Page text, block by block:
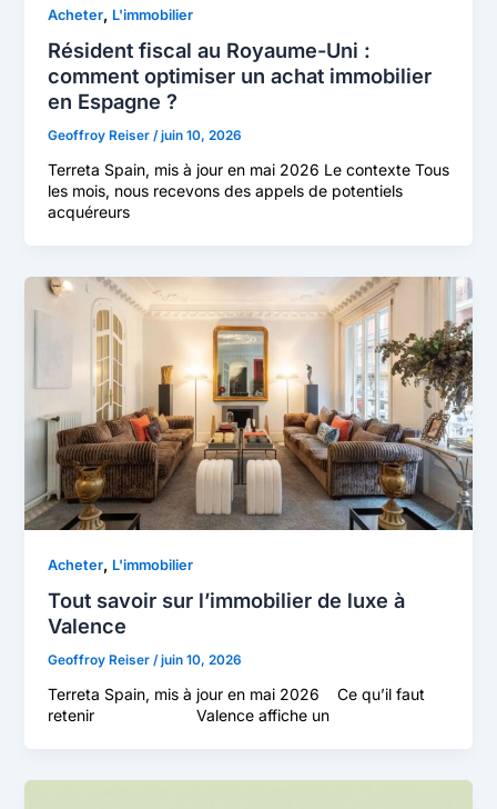
Acheter, L'immobilier
Résident fiscal au Royaume-Uni :
comment optimiser un achat immobilier
en Espagne ?
Geoffroy Reiser /juin 10, 2026
Terreta Spain, mis à jour en mai 2026 Le contexte Tous
les mois, nous recevons des appels de potentiels
acquéreurs
Acheter, L'immobilier
Tout savoir sur l’immobilier de luxe à
Valence
Geoffroy Reiser /juin 10, 2026
Terreta Spain, mis à jour en mai 2026 Ce qu’il faut
retenir Valence affiche un